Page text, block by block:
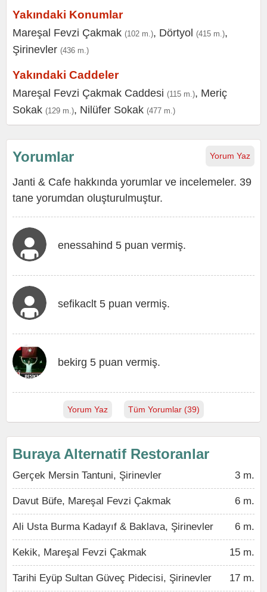
Yakındaki Konumlar
Mareşal Fevzi Çakmak (102 m.), Dörtyol (415 m.),
Şirinevler (436 m.)
Yakındaki Caddeler
Mareşal Fevzi Çakmak Caddesi (115 m.), Meriç
Sokak (129 m.), Nilüfer Sokak (477 m.)
Yorum Yaz
Yorumlar
Janti & Cafe hakkında yorumlar ve incelemeler. 39
tane yorumdan oluşturulmuştur.
enessahind 5 puan vermiş.
sefikaclt 5 puan vermiş.
bekirg 5 puan vermiş.
Yorum Yaz Tüm Yorumlar (39)
Buraya Alternatif Restoranlar
Gerçek Mersin Tantuni, Şirinevler 3 m.
Davut Büfe, Mareşal Fevzi Çakmak 6 m.
Ali Usta Burma Kadayıf & Baklava, Şirinevler 6 m.
Kekik, Mareşal Fevzi Çakmak 15 m.
Tarihi Eyüp Sultan Güveç Pidecisi, Şirinevler 17 m.